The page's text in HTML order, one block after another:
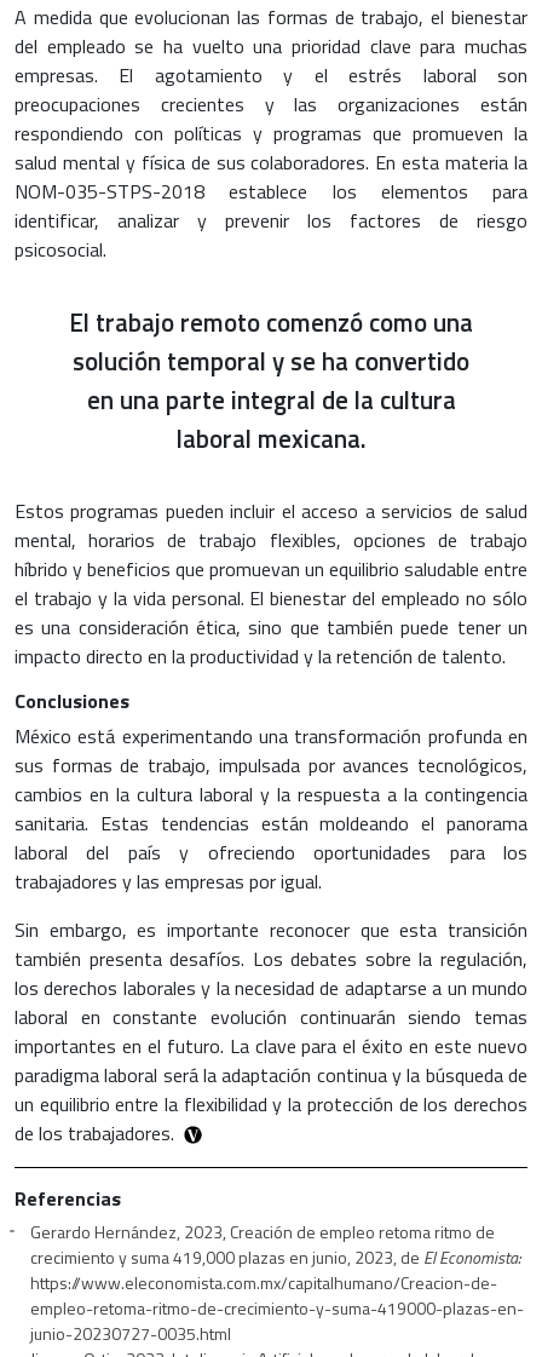
A medida que evolucionan las formas de trabajo, el bienestar
del empleado se ha vuelto una prioridad clave para muchas
empresas. El agotamiento y el estrés laboral son
preocupaciones crecientes y las organizaciones están
respondiendo con políticas y programas que promueven la
salud mental y física de sus colaboradores. En esta materia la
NOM-035-STPS-2018 establece los elementos para
identificar, analizar y prevenir los factores de riesgo
psicosocial.
El trabajo remoto comenzó como una
solución temporal y se ha convertido
en una parte integral de la cultura
laboral mexicana.
Estos programas pueden incluir el acceso a servicios de salud
mental, horarios de trabajo flexibles, opciones de trabajo
híbrido y beneficios que promuevan un equilibrio saludable entre
el trabajo y la vida personal. El bienestar del empleado no sólo
es una consideración ética, sino que también puede tener un
impacto directo en la productividad y la retención de talento.
Conclusiones
México está experimentando una transformación profunda en
sus formas de trabajo, impulsada por avances tecnológicos,
cambios en la cultura laboral y la respuesta a la contingencia
sanitaria. Estas tendencias están moldeando el panorama
laboral del país y ofreciendo oportunidades para los
trabajadores y las empresas por igual.
Sin embargo, es importante reconocer que esta transición
también presenta desafíos. Los debates sobre la regulación,
los derechos laborales y la necesidad de adaptarse a un mundo
laboral en constante evolución continuarán siendo temas
importantes en el futuro. La clave para el éxito en este nuevo
paradigma laboral será la adaptación continua y la búsqueda de
un equilibrio entre la flexibilidad y la protección de los derechos
de los trabajadores.
Referencias
Gerardo Hernández, 2023, Creación de empleo retoma ritmo de
crecimiento y suma 419,000 plazas en junio, 2023, de El Economista:
https://www.eleconomista.com.mx/capitalhumano/Creacion-de-
empleo-retoma-ritmo-de-crecimiento-y-suma-419000-plazas-en-
junio-20230727-0035.html